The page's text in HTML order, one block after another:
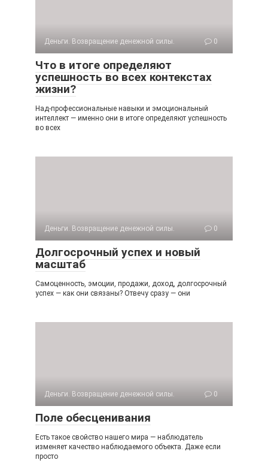
Деньги. Возвращение денежной силы. 0
Что в итоге определяют
успешность во всех контекстах
жизни?
Над-профессиональные навыки и эмоциональный
интеллект — именно они в итоге определяют успешность
во всех
Деньги. Возвращение денежной силы. 0
Долгосрочный успех и новый
масштаб
Самоценность, эмоции, продажи, доход, долгосрочный
успех — как они связаны? Отвечу сразу — они
Деньги. Возвращение денежной силы. 0
Поле обесценивания
Есть такое свойство нашего мира — наблюдатель
изменяет качество наблюдаемого объекта. Даже если
просто